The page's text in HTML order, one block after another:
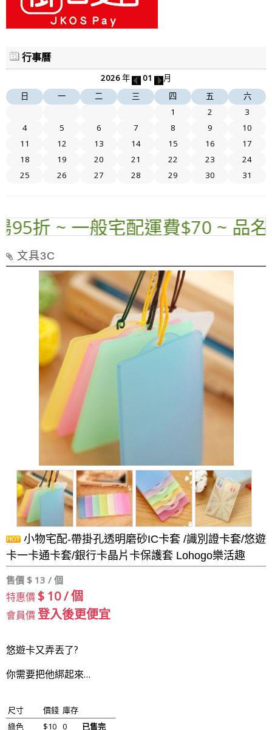
行事曆
2026年 01
月
日
一 二 三 四 五
六
1
2
3
4
5 6 7 8 9
10
11
12 13 14 15 16
17
18
19 20 21 22 23
24
25
26 27 28 29 30 31
折 ~ 一般宅配運費$70 ~ 品名
文具3C
小物宅配-帶掛孔透明磨砂IC卡套 /識別證卡套/悠遊
卡一卡通卡套/銀行卡晶片卡保護套 Lohogo樂活趣
售價 $ 13 / 個
特惠價 $ 10 / 個
會員價登入後更便宜
悠遊卡又弄丟了?
你需要把他綁起來…
尺寸 價錢 庫存
綠色
$10 0 已售完